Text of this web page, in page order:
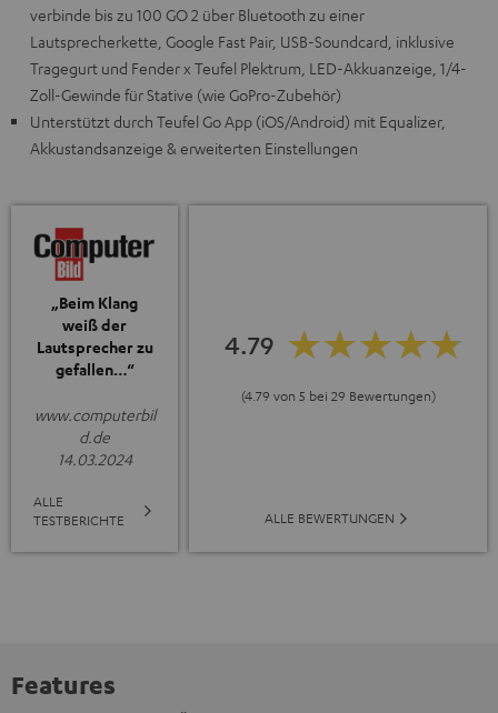
verbinde bis zu 100 GO 2 über Bluetooth zu einer
Lautsprecherkette, Google Fast Pair, USB-Soundcard, inklusive
Tragegurt und Fender x Teufel Plektrum, LED-Akkuanzeige, 1/4-
Zoll-Gewinde für Stative (wie GoPro-Zubehör)
Unterstützt durch Teufel Go App (iOS/Android) mit Equalizer,
Akkustandsanzeige & erweiterten Einstellungen
„Beim Klang
weiß der
Lautsprecher zu
gefallen…“
www.computerbil
d.de
14.03.2024
ALLE
TESTBERICHTE
4.79
(4.79 von 5 bei 29 Bewertungen)
ALLE BEWERTUNGEN
Features